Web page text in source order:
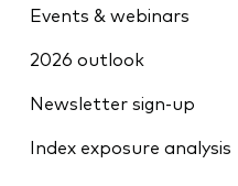
Events & webinars
2026 outlook
Newsletter sign-up
Index exposure analysis